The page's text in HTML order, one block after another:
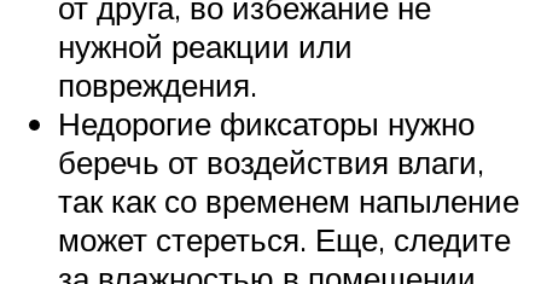
от друга, во избежание не
нужной реакции или
повреждения.
Недорогие фиксаторы нужно
беречь от воздействия влаги,
так как со временем напыление
может стереться. Еще, следите